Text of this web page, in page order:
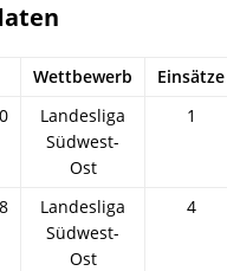
Wettbewerb Einsätze
Landesliga
Südwest-
Ost
1
Landesliga
Südwest-
Ost
4